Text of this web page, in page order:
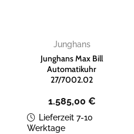
Junghans
Junghans Max Bill
Automatikuhr
27/7002.02
1.585,00 €
Lieferzeit 7-10
Werktage